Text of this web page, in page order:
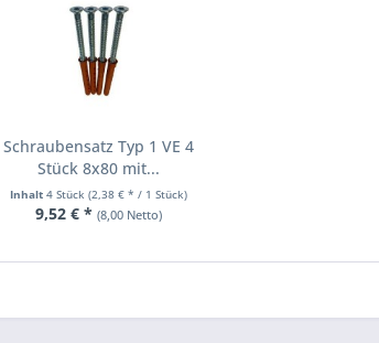
Schraubensatz Typ 1 VE 4
Stück 8x80 mit...
Inhalt4 Stück(2,38 € * / 1 Stück)
9,52 € * (8,00 Netto)